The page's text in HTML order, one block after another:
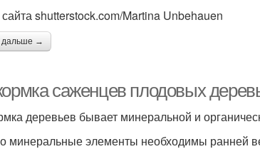
shutterstock.com/Martina Unbehauen
дальше →
саженцев плодовых
деревьев бывает минеральной и
минеральные элементы необходимы ранней